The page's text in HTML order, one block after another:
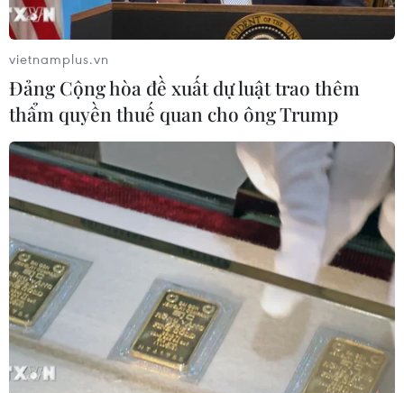
vietnamplus.vn
Đảng Cộng hòa đề xuất dự luật trao thêm
thẩm quyền thuế quan cho ông Trump